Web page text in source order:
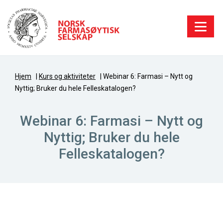
Hjem Kurs og aktiviteter
Webinar 6: Farmasi – Nytt og
Nyttig; Bruker du hele Felleskatalogen?
Webinar 6: Farmasi – Nytt og
Nyttig; Bruker du hele
Felleskatalogen?